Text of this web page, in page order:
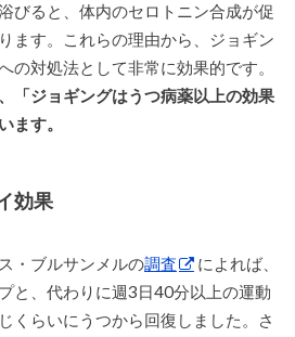
びると、体内のセロトニン合成が促
ます。これらの理由から、ジョギン
の対処法として非常に効果的です。
「ジョギングはうつ病薬以上の効果
ます。
効果
・ブルサンメルの調査
によれば、
と、代わりに週3日40分以上の運動
くらいにうつから回復しました。さ